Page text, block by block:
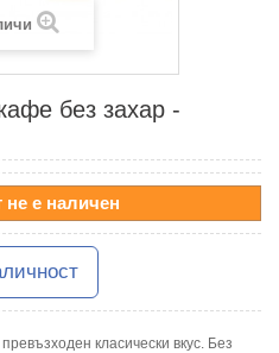
без захар -
не е наличен
класически вкус. Без